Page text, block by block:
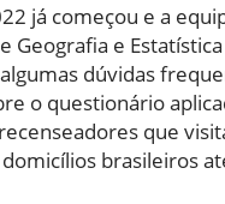
já começou e a
Geografia e Estatística
dúvidas
o questionário
que
brasileiros